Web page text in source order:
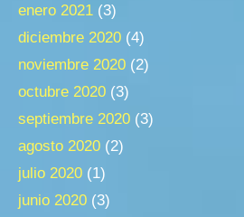
enero 2021 (3)
diciembre 2020 (4)
noviembre 2020 (2)
octubre 2020 (3)
septiembre 2020 (3)
agosto 2020 (2)
julio 2020 (1)
junio 2020 (3)